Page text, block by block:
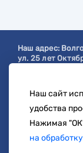
Наш адрес:
ул. 25 лет
с 9:00 до
8 904 404-
Наш сайт
удобства
Нажимая
на